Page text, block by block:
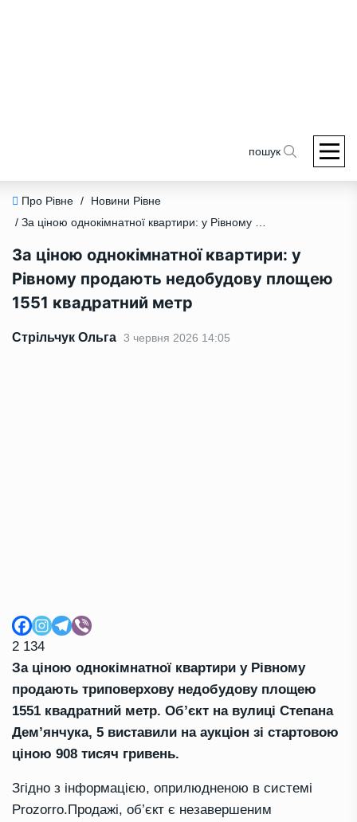
пошук
Про Рівне /
Новини Рівне
/ За ціною однокімнатної квартири: у Рівному продають недобудову площею 1551 квадратний метр
За ціною однокімнатної квартири: у
Рівному продають недобудову площею
1551 квадратний метр
Стрільчук Ольга 3 червня 2026 14:05
2 134
За ціною однокімнатної квартири у Рівному
продають триповерхову недобудову площею
1551 квадратний метр. Об’єкт на вулиці Степана
Дем’янчука, 5 виставили на аукціон зі стартовою
ціною 908 тисяч гривень.
Згідно з інформацією, оприлюдненою в системі
Prozorro.Продажі, об’єкт є незавершеним